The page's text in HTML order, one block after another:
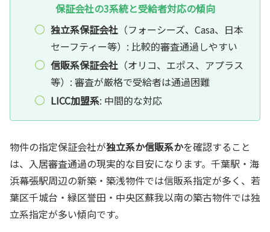
保証会社の3系統と受給者対応の傾向
独立系保証会社（フォーシーズ、Casa、日本
セーフティー等）: 比較的審査通過しやすい
信販系保証会社（オリコ、エポス、アプラス
等）: 審査が厳格で受給者は通過困難
LICC加盟系: 中間的な対応
物件の指定保証会社が独立系か信販系かを確認すること
は、入居審査通過の現実的な目安になります。千葉駅・海
浜幕張駅周辺の新築・築浅物件では信販系指定が多く、若
葉区千城台・緑区誉田・中央区蘇我以南の築古物件では独
立系指定が多い傾向です。